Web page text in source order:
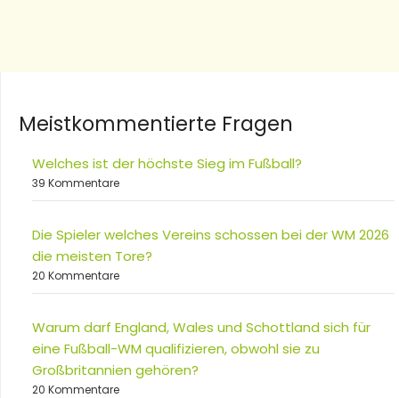
Meistkommentierte Fragen
Welches ist der höchste Sieg im Fußball?
39 Kommentare
Die Spieler welches Vereins schossen bei der WM 2026
die meisten Tore?
20 Kommentare
Warum darf England, Wales und Schottland sich für
eine Fußball-WM qualifizieren, obwohl sie zu
Großbritannien gehören?
20 Kommentare